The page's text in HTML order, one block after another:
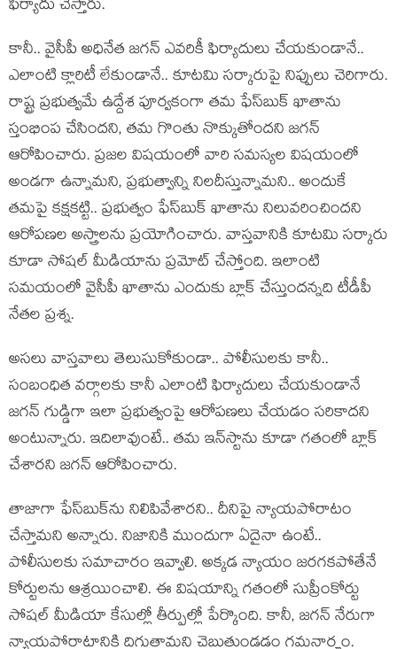
ఫిర్యాదు చేస్తారు.
కానీ.. వైసీపీ అధినేత జ‌గ‌న్ ఎవ‌రికీ ఫిర్యాదులు చేయ‌కుండానే..
ఎలాంటి క్లారిటీ లేకుండానే.. కూట‌మి స‌ర్కారుపై నిప్పులు చెరిగారు.
రాష్ట్ర ప్ర‌భుత్వ‌మే ఉద్దేశ పూర్వ‌కంగా త‌మ ఫేస్‌బుక్ ఖాతాను
స్తంభింప చేసింద‌ని, త‌మ గొంతు నొక్కుతోంద‌ని జ‌గ‌న్
ఆరోపించారు. ప్ర‌జ‌ల విష‌యంలో వారి స‌మ‌స్య‌ల విష‌యంలో
అండ‌గా ఉన్నామ‌ని, ప్ర‌భుత్వాన్ని నిల‌దీస్తున్నామ‌ని.. అందుకే
త‌మ‌పై క‌క్ష‌క‌ట్టి.. ప్ర‌భుత్వం ఫేస్‌బుక్ ఖాతాను నిలువ‌రించింద‌ని
ఆరోప‌ణ‌ల అస్త్రాల‌ను ప్ర‌యోగించారు. వాస్త‌వానికి కూట‌మి స‌ర్కారు
కూడా సోష‌ల్ మీడియాను ప్ర‌మోట్ చేస్తోంది. ఇలాంటి
స‌మ‌యంలో వైసీపీ ఖాతాను ఎందుకు బ్లాక్ చేస్తుంద‌న్న‌ది టీడీపీ
నేత‌ల ప్ర‌శ్న‌.
అస‌లు వాస్త‌వాలు తెలుసుకోకుండా.. పోలీసుల‌కు కానీ..
సంబంధిత వ‌ర్గాల‌కు కానీ ఎలాంటి ఫిర్యాదులు చేయ‌కుండానే
జ‌గ‌న్ గుడ్డిగా ఇలా ప్ర‌భుత్వంపై ఆరోప‌ణ‌లు చేయ‌డం స‌రికాద‌ని
అంటున్నారు. ఇదిలావుంటే.. త‌మ ఇన్‌స్టాను కూడా గ‌తంలో బ్లాక్
చేశార‌ని జ‌గ‌న్ ఆరోపించారు.
తాజాగా ఫేస్‌బుక్‌ను నిలిపివేశార‌ని.. దీనిపై న్యాయ‌పోరాటం
చేస్తామ‌ని అన్నారు. నిజానికి ముందుగా ఏదైనా ఉంటే..
పోలీసుల‌కు స‌మాచారం ఇవ్వాలి. అక్క‌డ న్యాయం జ‌ర‌గ‌క‌పోతేనే
కోర్టుల‌ను ఆశ్ర‌యించాలి. ఈ విష‌యాన్ని గ‌తంలో సుప్రీంకోర్టు
సోష‌ల్ మీడియా కేసుల్లో తీర్పుల్లో పేర్కొంది. కానీ, జ‌గ‌న్ నేరుగా